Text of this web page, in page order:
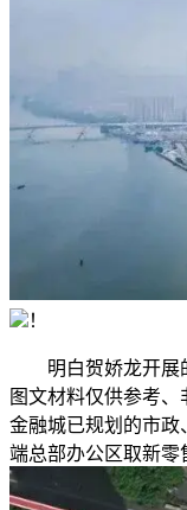
！
明白贺娇龙开展的
图文材料仅供参考
金融城已规划的市政
端总部办公区取新零